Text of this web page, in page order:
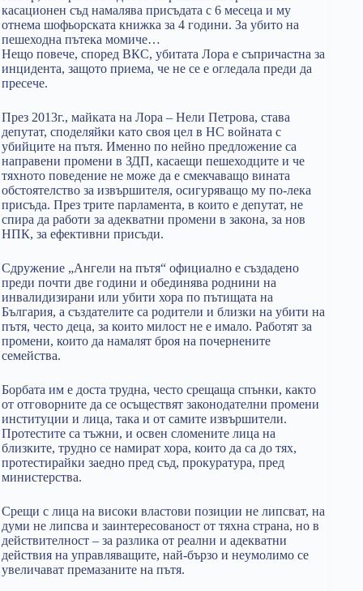
касационен съд намалява присъдата с 6 месеца и му
отнема шофьорската книжка за 4 години. За убито на
пешеходна пътека момиче…
Нещо повече, според ВКС, убитата Лора е съпричастна за
инцидента, защото приема, че не се е огледала преди да
пресече.
През 2013г., майката на Лора – Нели Петрова, става
депутат, споделяйки като своя цел в НС войната с
убийците на пътя. Именно по нейно предложение са
направени промени в ЗДП, касаещи пешеходците и че
тяхното поведение не може да е смекчаващо вината
обстоятелство за извършителя, осигуряващо му по-лека
присъда. През трите парламента, в които е депутат, не
спира да работи за адекватни промени в закона, за нов
НПК, за ефективни присъди.
Сдружение „Ангели на пътя“ официално е създадено
преди почти две години и обединява роднини на
инвалидизирани или убити хора по пътищата на
България, а създателите са родители и близки на убити на
пътя, често деца, за които милост не е имало. Работят за
промени, които да намалят броя на почернените
семейства.
Борбата им е доста трудна, често срещаща спънки, както
от отговорните да се осъществят законодателни промени
институции и лица, така и от самите извършители.
Протестите са тъжни, и освен сломените лица на
близките, трудно се намират хора, които да са до тях,
протестирайки заедно пред съд, прокуратура, пред
министерства.
Срещи с лица на високи властови позиции не липсват, на
думи не липсва и заинтересованост от тяхна страна, но в
действителност – за разлика от реални и адекватни
действия на управляващите, най-бързо и неумолимо се
увеличават премазаните на пътя.